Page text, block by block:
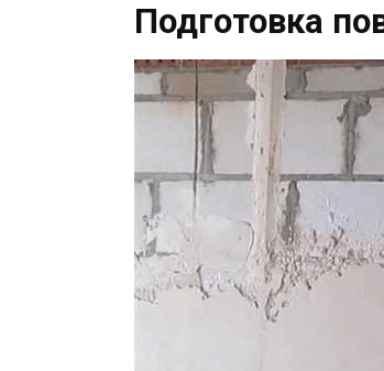
Подготовка